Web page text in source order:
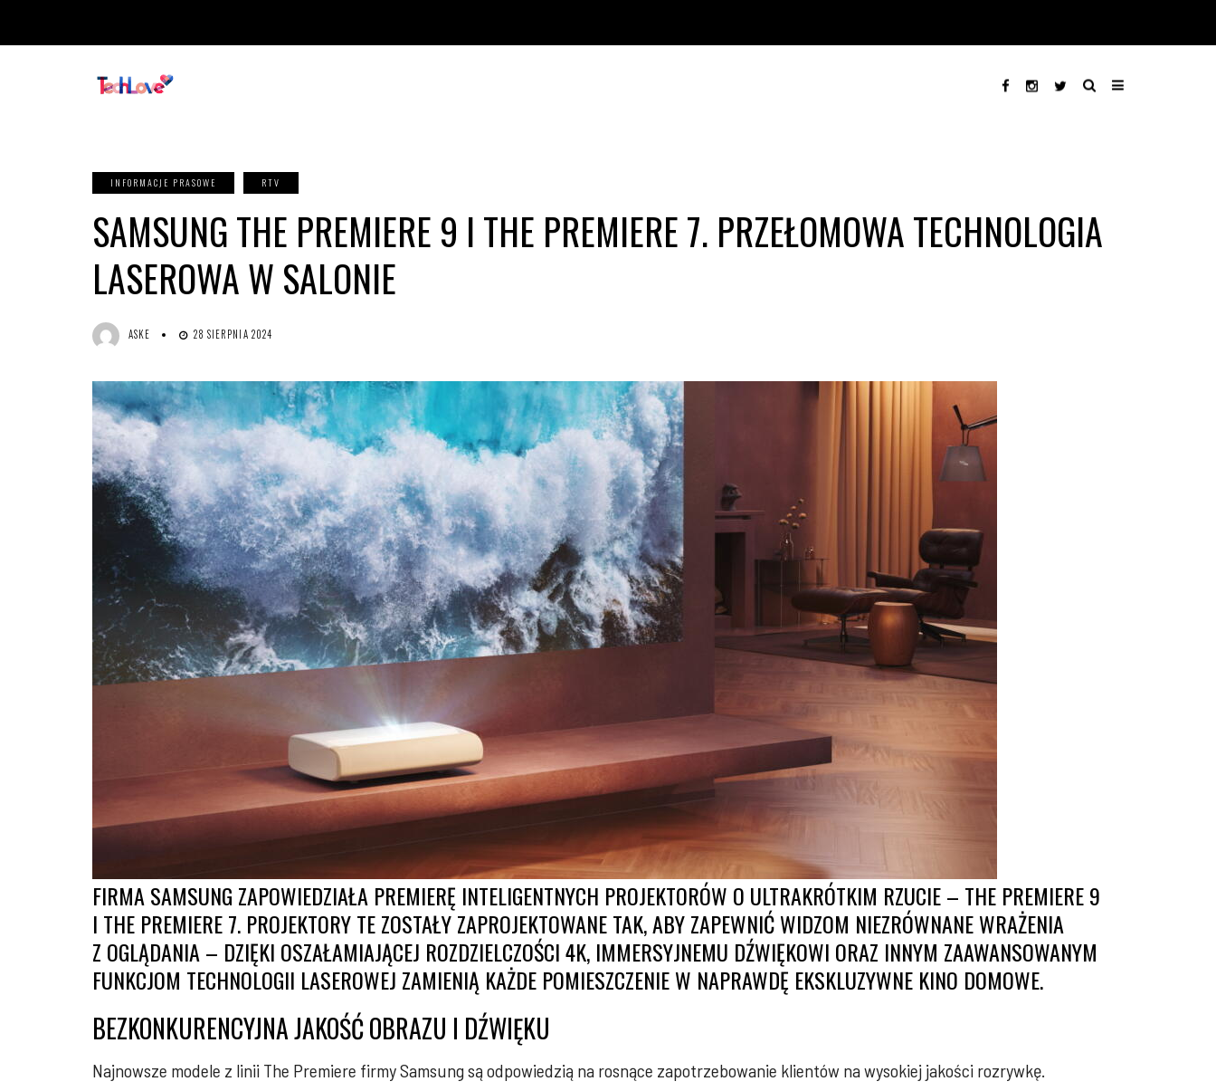
INFORMACJE PRASOWE RTV
SAMSUNG THE PREMIERE 9 I THE PREMIERE 7. PRZEŁOMOWA TECHNOLOGIA
LASEROWA W SALONIE
ASKE 28 SIERPNIA 2024
FIRMA SAMSUNG ZAPOWIEDZIAŁA PREMIERĘ INTELIGENTNYCH PROJEKTORÓW O ULTRAKRÓTKIM RZUCIE – THE PREMIERE 9
I THE PREMIERE 7. PROJEKTORY TE ZOSTAŁY ZAPROJEKTOWANE TAK, ABY ZAPEWNIĆ WIDZOM NIEZRÓWNANE WRAŻENIA
Z OGLĄDANIA – DZIĘKI OSZAŁAMIAJĄCEJ ROZDZIELCZOŚCI 4K, IMMERSYJNEMU DŹWIĘKOWI ORAZ INNYM ZAAWANSOWANYM
FUNKCJOM TECHNOLOGII LASEROWEJ ZAMIENIĄ KAŻDE POMIESZCZENIE W NAPRAWDĘ EKSKLUZYWNE KINO DOMOWE.
BEZKONKURENCYJNA JAKOŚĆ OBRAZU I DŹWIĘKU
Najnowsze modele z linii The Premiere firmy Samsung są odpowiedzią na rosnące zapotrzebowanie klientów na wysokiej jakości rozrywkę.